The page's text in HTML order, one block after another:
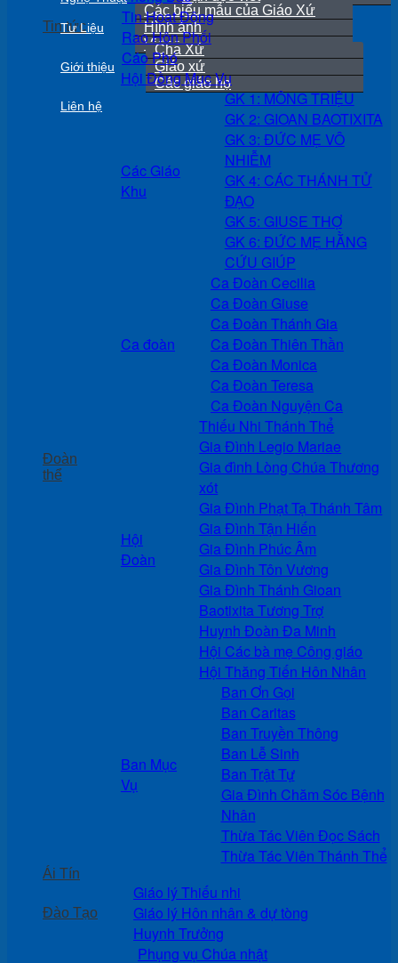
Tư Liệu
Các biểu mẫu của Giáo Xứ
Hình ảnh
Video
Giới thiệu
Cha Xứ
Giáo xứ
Các giáo họ
Liên hệ
Tin tức
Tin Hoạt Động
Rao Hôn Phối
Cáo Phó
Đoàn
thể
Hội Đồng Mục Vụ
Các Giáo
Khu
GK 1: MÔNG TRIỆU
GK 2: GIOAN BAOTIXITA
GK 3: ĐỨC MẸ VÔ
NHIỄM
GK 4: CÁC THÁNH TỬ
ĐẠO
GK 5: GIUSE THỢ
GK 6: ĐỨC MẸ HẰNG
CỨU GIÚP
Ca đoàn
Ca Đoàn Cecilia
Ca Đoàn Giuse
Ca Đoàn Thánh Gia
Ca Đoàn Thiên Thần
Ca Đoàn Monica
Ca Đoàn Teresa
Ca Đoàn Nguyện Ca
Hội
Đoàn
Thiếu Nhi Thánh Thể
Gia Đình Legio Mariae
Gia đình Lòng Chúa Thương
xót
Gia Đình Phạt Tạ Thánh Tâm
Gia Đình Tận Hiến
Gia Đình Phúc Âm
Gia Đình Tôn Vương
Gia Đình Thánh Gioan
Baotixita Tương Trợ
Huynh Đoàn Đa Minh
Hội Các bà mẹ Công giáo
Hội Thăng Tiến Hôn Nhân
Ban Mục
Vụ
Ban Ơn Gọi
Ban Caritas
Ban Truyền Thông
Ban Lễ Sinh
Ban Trật Tự
Gia Đình Chăm Sóc Bệnh
Nhân
Thừa Tác Viên Đọc Sách
Thừa Tác Viên Thánh Thể
Ái Tín
Đào Tạo
Giáo lý Thiếu nhi
Giáo lý Hôn nhân & dự tòng
Huynh Trưởng
Phụng vụ Chúa nhật